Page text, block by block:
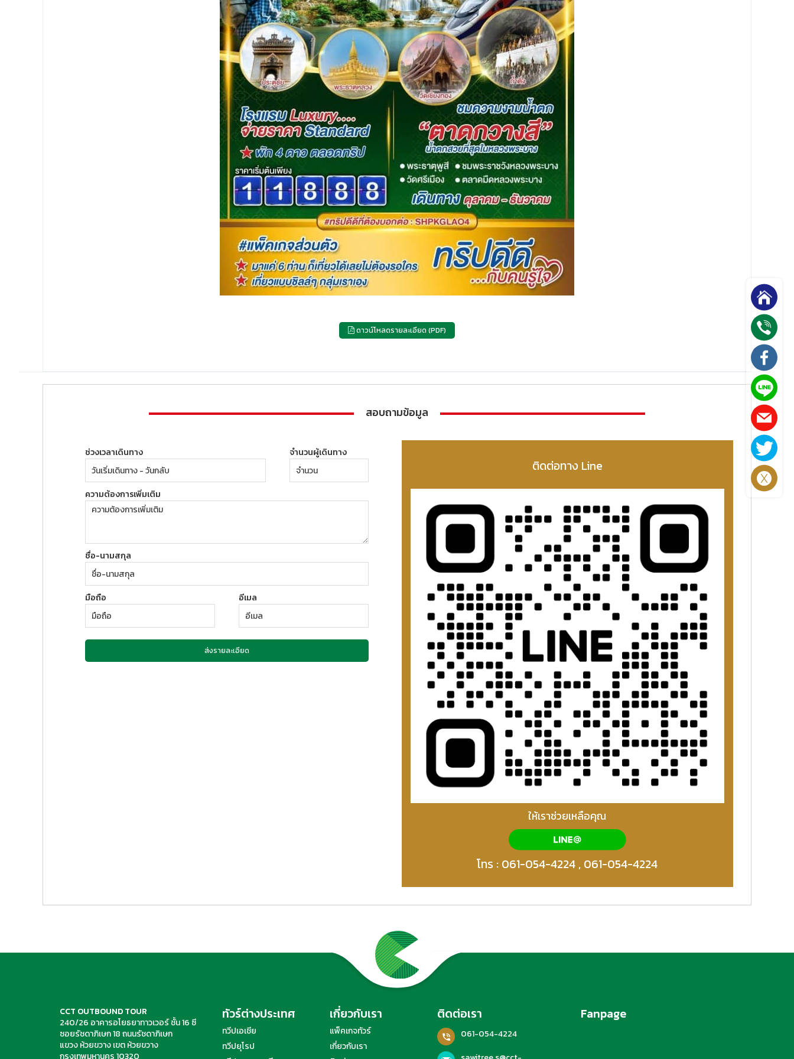
ดาวน์โหลดรายละเอียด (PDF)
สอบถามข้อมูล
ช่วงเวลาเดินทาง จำนวนผู้เดินทาง
ความต้องการเพิ่มเติม
ชื่อ-นามสกุล
มือถือ อีเมล
ส่งรายละเอียด
ติดต่อทาง Line
ให้เราช่วยเหลือคุณ
โทร : 061-054-4224 , 061-054-4224
CCT OUTBOUND TOUR
240/26 อาคารอโยธยาทาวเวอร์ ชั้น 16 ซี
ซอยรัชดาภิเษก 18 ถนนรัชดาภิเษก
แขวง ห้วยขวาง เขต ห้วยขวาง
กรุงเทพมหานคร 10320
ทัวร์ต่างประเทศ
ทวีปเอเชีย
ทวีปยุโรป
เกี่ยวกับเรา
แพ็คเกจทัวร์
เกี่ยวกับเรา
ติดต่อเรา
061-054-4224
Fanpage